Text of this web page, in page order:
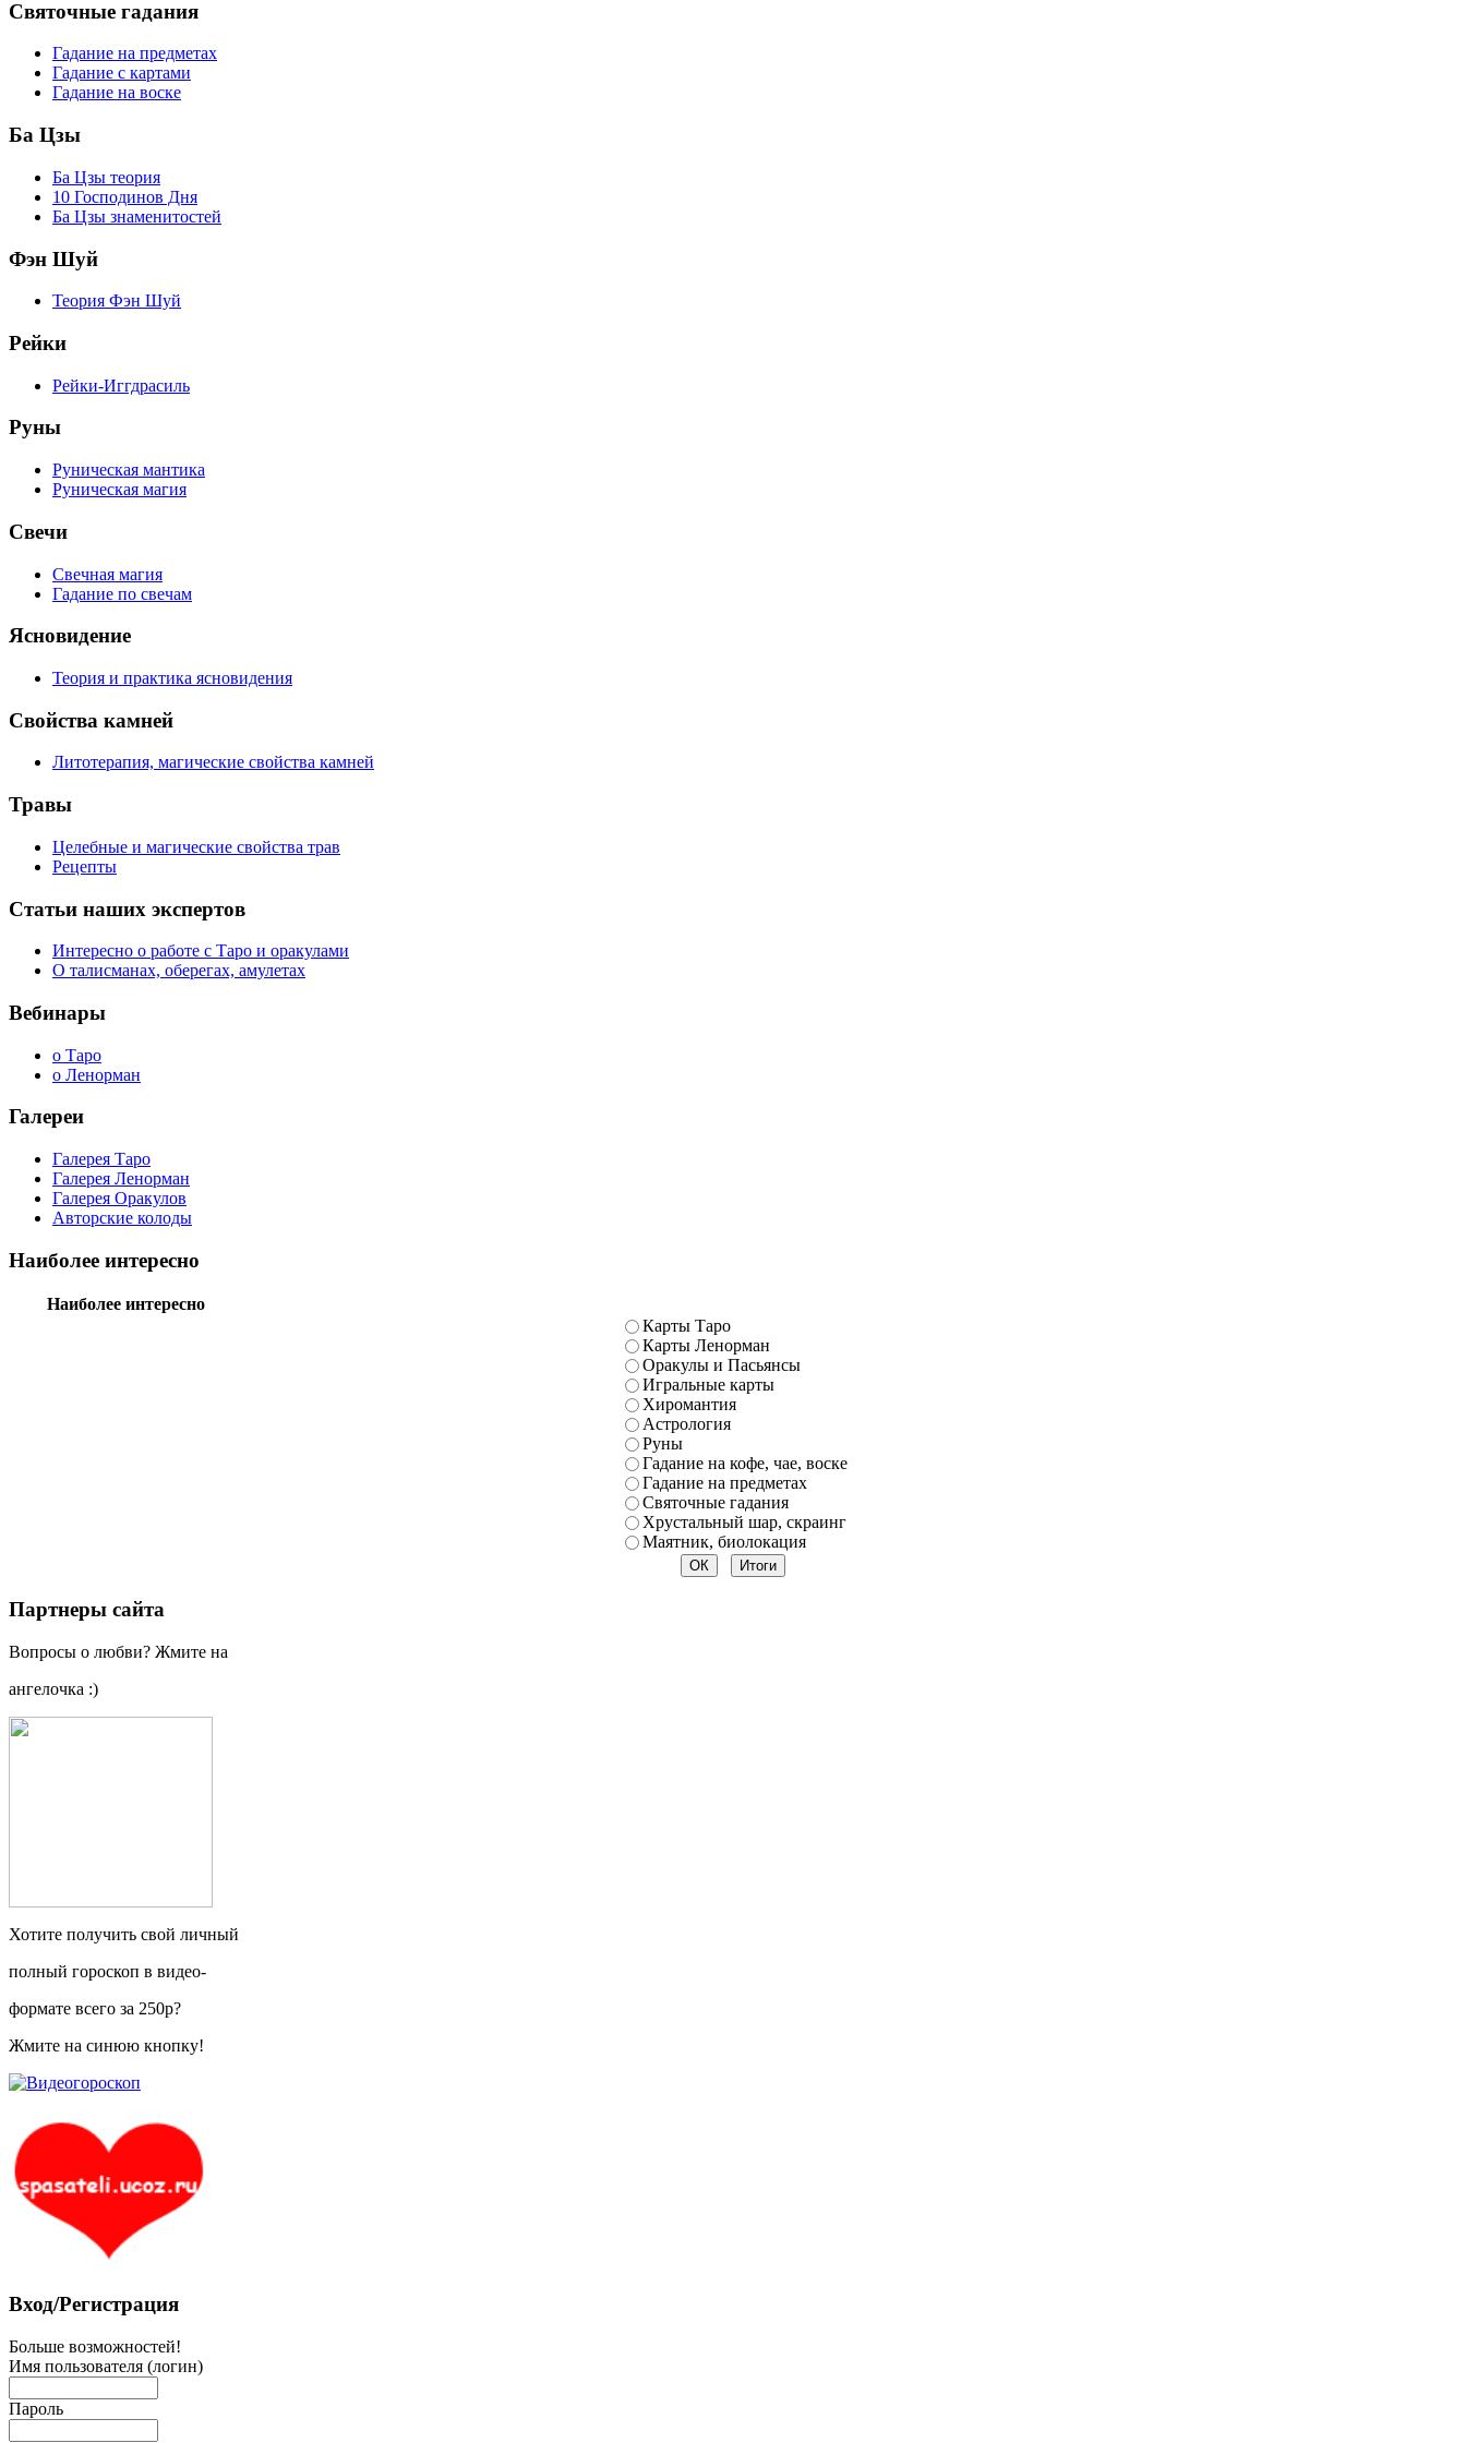
Святочные гадания
Гадание на предметах
Гадание с картами
Гадание на воске
Ба Цзы
Ба Цзы теория
10 Господинов Дня
Ба Цзы знаменитостей
Фэн Шуй
Теория Фэн Шуй
Рейки
Рейки-Иггдрасиль
Руны
Руническая мантика
Руническая магия
Свечи
Свечная магия
Гадание по свечам
Ясновидение
Теория и практика ясновидения
Свойства камней
Литотерапия, магические свойства камней
Травы
Целебные и магические свойства трав
Рецепты
Статьи наших экспертов
Интересно о работе с Таро и оракулами
О талисманах, оберегах, амулетах
Вебинары
о Таро
о Ленорман
Галереи
Галерея Таро
Галерея Ленорман
Галерея Оракулов
Авторские колоды
Наиболее интересно
Наиболее интересно
Карты Таро
Карты Ленорман
Оракулы и Пасьянсы
Игральные карты
Хиромантия
Астрология
Руны
Гадание на кофе, чае, воске
Гадание на предметах
Святочные гадания
Хрустальный шар, скраинг
Маятник, биолокация
Партнеры сайта
Вопросы о любви? Жмите на
ангелочка :)
Хотите получить свой личный
полный гороскоп в видео-
формате всего за 250р?
Жмите на синюю кнопку!
Вход/Регистрация
Больше возможностей!
Имя пользователя (логин)
Пароль